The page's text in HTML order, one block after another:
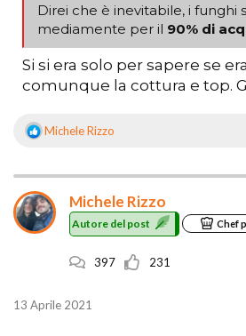
Direi che è inevitabile, i funghi
mediamente per il 90% di
Si si era solo per sapere se
comunque la cottura e top.
R
i
o
n
Michele Rizzo
Michele Rizzo
Autore del post Chef
397 231
13 Aprile 2021